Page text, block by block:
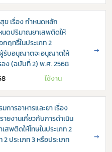
ข เรื่อง กำหนดหลัก
นดปริมาณยาเสพติดให้
กฤทธิ์ในประเภท 2
ผู้รับอนุญาตจะอนุญาตให้
อง (ฉบับที่ 2) พ.ศ. 2568
ใช้งาน
→
ารอาหารและยา เรื่อง
งานเกี่ยวกับการดำเนิน
สพติดให้โทษในประเภท 2
ประเภท 3 หรือประเภท
→